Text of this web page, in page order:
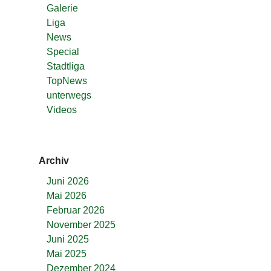
Galerie
Liga
News
Special
Stadtliga
TopNews
unterwegs
Videos
Archiv
Juni 2026
Mai 2026
Februar 2026
November 2025
Juni 2025
Mai 2025
Dezember 2024